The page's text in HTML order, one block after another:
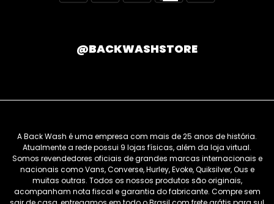
@BACKWASHSTORE
A Back Wash é uma empresa com mais de 25 anos de história.
Atualmente a rede possui 9 lojas físicas, além da loja virtual.
Somos revendedores oficiais de grandes marcas internacionais e
nacionais como Vans, Converse, Hurley, Evoke, Quiksilver, Ous e
muitas outras. Todos os nossos produtos são originais,
acompanham nota fiscal e garantia do fabricante. Compre sem